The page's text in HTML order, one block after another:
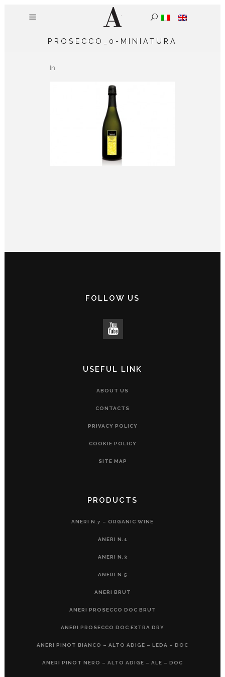
PROSECCO_0-MINIATURA
In
FOLLOW US
USEFUL LINK
ABOUT US
CONTACTS
PRIVACY POLICY
COOKIE POLICY
SITE MAP
PRODUCTS
ANERI N.7 – ORGANIC WINE
ANERI N.1
ANERI N.3
ANERI N.5
ANERI BRUT
ANERI PROSECCO DOC BRUT
ANERI PROSECCO DOC EXTRA DRY
ANERI PINOT BIANCO – ALTO ADIGE – LEDA – DOC
ANERI PINOT NERO – ALTO ADIGE – ALE – DOC